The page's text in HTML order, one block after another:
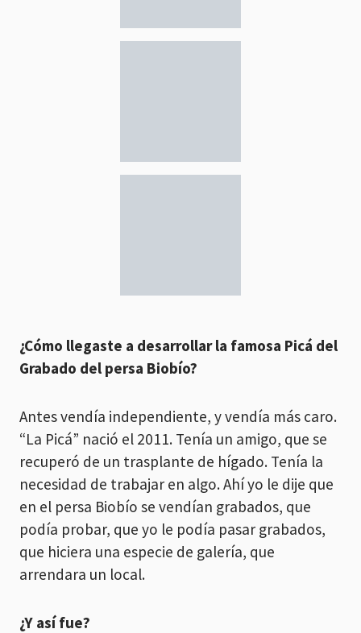
¿Cómo llegaste a desarrollar la famosa Picá del
Grabado del persa Biobío?
Antes vendía independiente, y vendía más caro.
“La Picá” nació el 2011. Tenía un amigo, que se
recuperó de un trasplante de hígado. Tenía la
necesidad de trabajar en algo. Ahí yo le dije que
en el persa Biobío se vendían grabados, que
podía probar, que yo le podía pasar grabados,
que hiciera una especie de galería, que
arrendara un local.
¿Y así fue?